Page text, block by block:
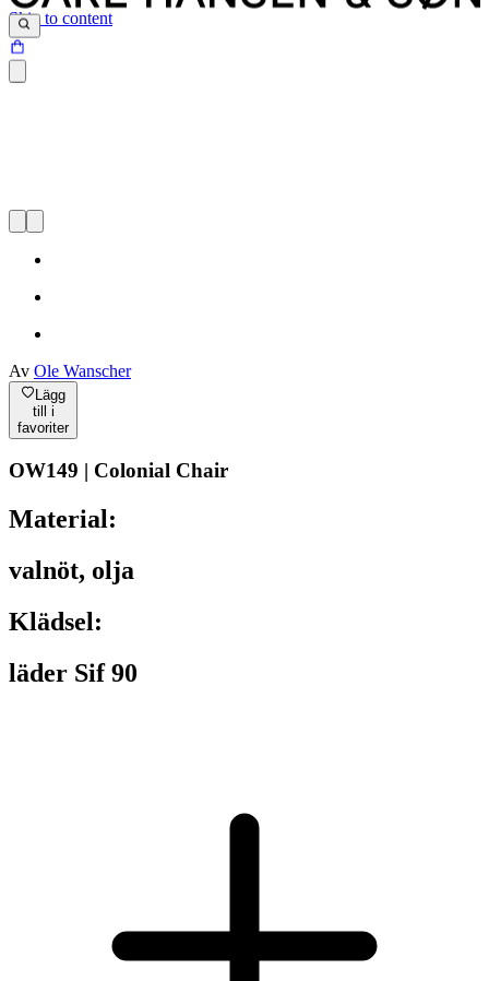
Skip to content
Av Ole Wanscher
Lägg
till i
favoriter
OW149 | Colonial Chair
Material:
valnöt, olja
Klädsel:
läder Sif 90